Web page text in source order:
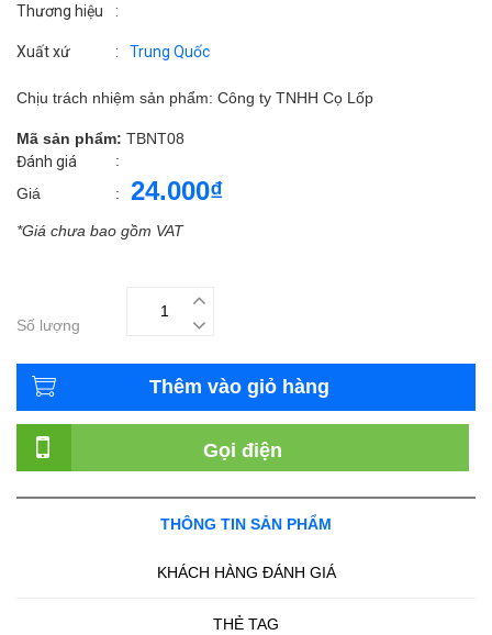
Thương hiệu :
Xuất xứ : Trung Quốc
Chịu trách nhiệm sản phẩm: Công ty TNHH Cọ Lốp
Mã sản phẩm: TBNT08
Đánh giá
:
Giá
: 24.000₫
*Giá chưa bao gồm VAT
Số lượng
Thêm vào giỏ hàng
Gọi điện
THÔNG TIN SẢN PHẨM
KHÁCH HÀNG ĐÁNH GIÁ
THẺ TAG